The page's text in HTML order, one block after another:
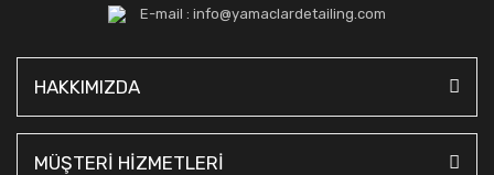
E-mail : info@yamaclardetailing.com
HAKKIMIZDA
MÜŞTERİ HİZMETLERİ